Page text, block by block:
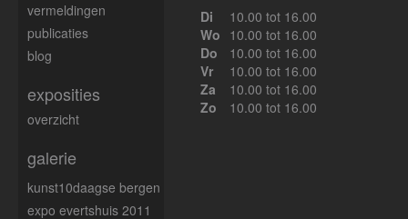
Di
10.00 tot 16.00
Wo 10.00 tot 16.00
Do
10.00 tot 16.00
Vr
10.00 tot 16.00
Za
10.00 tot 16.00
Zo
10.00 tot 16.00
vermeldingen
publicaties
blog
exposities
overzicht
galerie
kunst10daagse bergen
expo evertshuis 2011